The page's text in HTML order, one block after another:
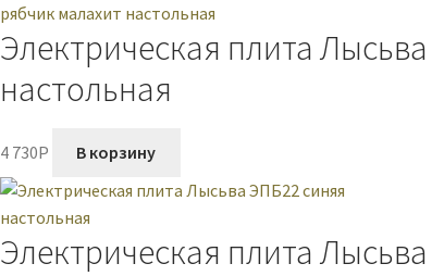
Электрическая плита
настольная
4 730P В корзину
Электрическая плита